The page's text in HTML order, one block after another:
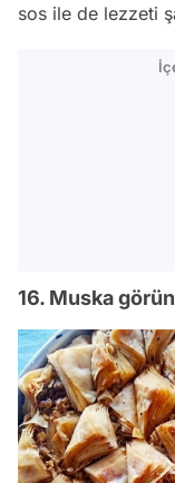
sos ile de lezzeti
16. Muska